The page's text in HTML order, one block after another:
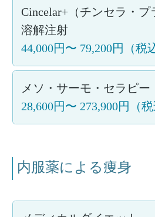
Cincelar+（チンセラ・プ
溶解注射
44,000円〜 79,200円 （税
メソ・サーモ・セラピー
28,600円〜 273,900円 （
内服薬による痩身